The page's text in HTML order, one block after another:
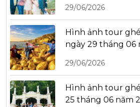
29/06/2026
Hình ảnh tour
ngày 29 tháng 06
29/06/2026
Hình ảnh tour
25 tháng 06 năm